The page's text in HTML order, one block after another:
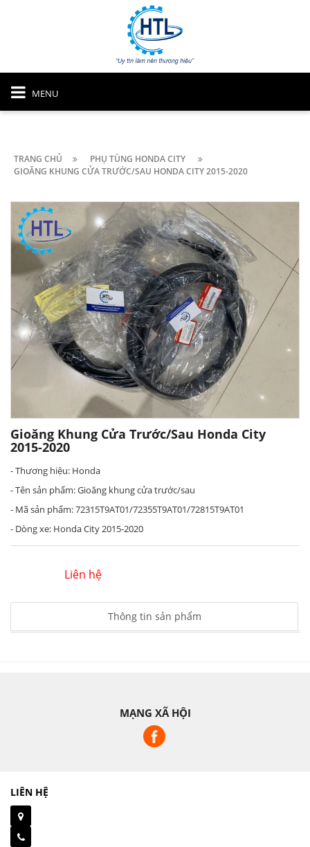
MENU
TRANG CHỦ
PHỤ TÙNG HONDA CITY
GIOĂNG KHUNG CỬA TRƯỚC/SAU HONDA CITY 2015-2020
Gioăng Khung Cửa Trước/sau Honda City
2015-2020
- Thương hiệu: Honda
- Tên sản phẩm: Gioăng khung cửa trước/sau
- Mã sản phẩm: 72315T9AT01/72355T9AT01/72815T9AT01
- Dòng xe: Honda City 2015-2020
Liên hệ
Thông tin sản phẩm
MẠNG XÃ HỘI
LIÊN HỆ